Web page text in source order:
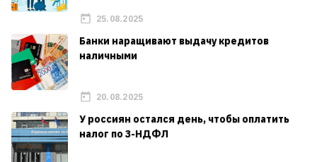
25.08.2025
Банки наращивают выдачу кредитов
наличными
20.08.2025
У россиян остался день, чтобы оплатить
налог по 3-НДФЛ